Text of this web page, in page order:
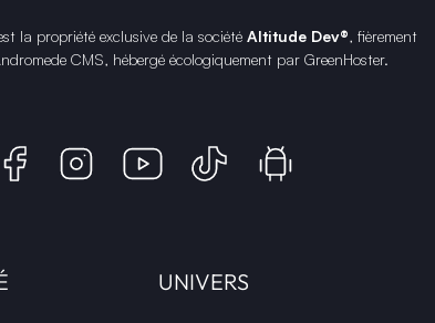
la propriété exclusive de la société Altitude Dev®, fièrement
CMS, hébergé écologiquement par GreenHoster.
UNIVERS